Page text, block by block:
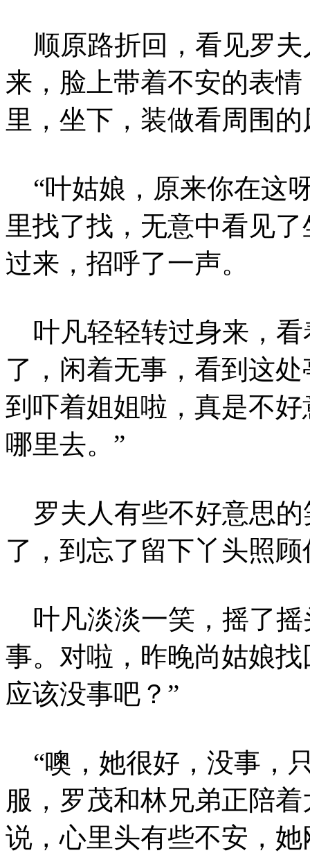
顺原路折回，看见罗夫
来，脸上带着不安的表
里，坐下，装做看周围
“叶姑娘，原来你在这
里找了找，无意中看见
过来，招呼了一声。
叶凡轻轻转过身来，看
了，闲着无事，看到这
到吓着姐姐啦，真是不
哪里去。”
罗夫人有些不好意思的
了，到忘了留下丫头照
叶凡淡淡一笑，摇了摇
事。对啦，昨晚尚姑娘
应该没事吧？”
“噢，她很好，没事，
服，罗茂和林兄弟正陪
说，心里头有些不安，